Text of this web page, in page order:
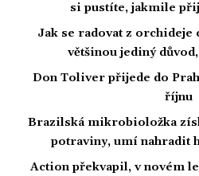
si pustíte, jakmile
Jak se radovat z orchideje
většinou jediný
Don Toliver přijede do
říjnu
Brazilská mikrobioložka
potraviny, umí nahradit
Action překvapil, v novém